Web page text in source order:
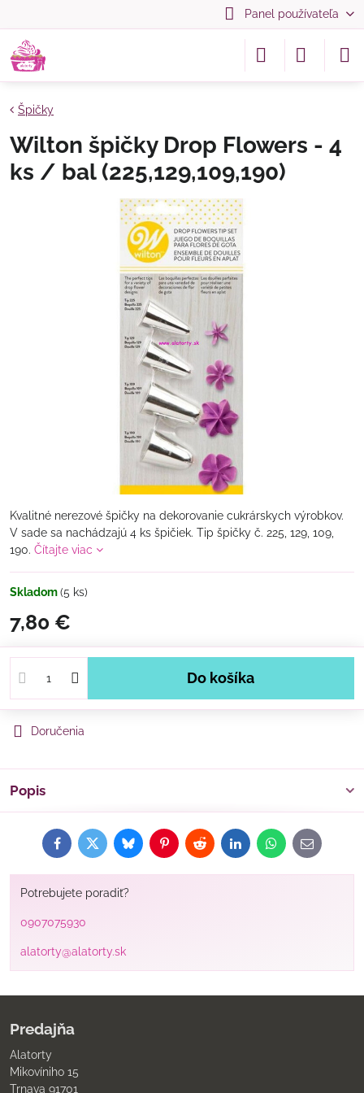
Panel používateľa
Špičky
Wilton špičky Drop Flowers - 4
ks / bal (225,129,109,190)
Kvalitné nerezové špičky na dekorovanie cukrárskych výrobkov.
V sade sa nachádzajú 4 ks špičiek. Tip špičky č. 225, 129, 109,
190. Čítajte viac
Skladom(5 ks)
7,80 €
Do košíka
Doručenia
Popis
FacebookTwitterBlueskyPinterestRedditLinkedInWhatsApp
E-
mail
Potrebujete poradiť?
0907075930
alatorty@alatorty.sk
Predajňa
Alatorty
Mikovíniho 15
Trnava 91701